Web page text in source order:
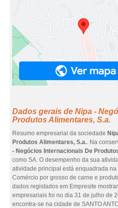
Dados gerais de Nipa -
Produtos Alimentares, S.a.
Resumo empresarial da sociedade
Produtos Alimentares, S.a.. Na
- Negócios Internacionais De
como SA. O desempenho da sua
atividade principal está enquadrada
Comércio por grosso de carne e
dados registados em Empresite
empresariais foi no dia 31 de julho de
encontra-se na cidade de SANTO